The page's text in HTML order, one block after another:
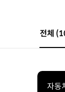
전체
자동